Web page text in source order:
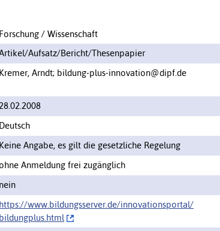
Forschung / Wissenschaft
Aufsatz/Bericht/Thesenpapier
Kremer, Arndt; bildung-plus-innovation@dipf.de
28.02.2008
Deutsch
Keine Angabe, es gilt die gesetzliche Regelung
Anmeldung frei zugänglich
nein
https://www.bildungsserver.de/innovationsportal/‌
bildungplus.html